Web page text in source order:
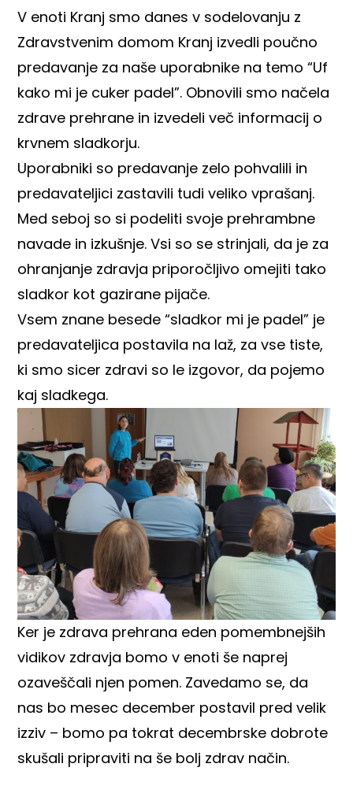
V enoti Kranj smo danes v sodelovanju z
Zdravstvenim domom Kranj izvedli poučno
predavanje za naše uporabnike na temo “Uf
kako mi je cuker padel”. Obnovili smo načela
zdrave prehrane in izvedeli več informacij o
krvnem sladkorju.
Uporabniki so predavanje zelo pohvalili in
predavateljici zastavili tudi veliko vprašanj.
Med seboj so si podeliti svoje prehrambne
navade in izkušnje. Vsi so se strinjali, da je za
ohranjanje zdravja priporočljivo omejiti tako
sladkor kot gazirane pijače.
Vsem znane besede “sladkor mi je padel” je
predavateljica postavila na laž, za vse tiste,
ki smo sicer zdravi so le izgovor, da pojemo
kaj sladkega.
Ker je zdrava prehrana eden pomembnejših
vidikov zdravja bomo v enoti še naprej
ozaveščali njen pomen. Zavedamo se, da
nas bo mesec december postavil pred velik
izziv – bomo pa tokrat decembrske dobrote
skušali pripraviti na še bolj zdrav način.